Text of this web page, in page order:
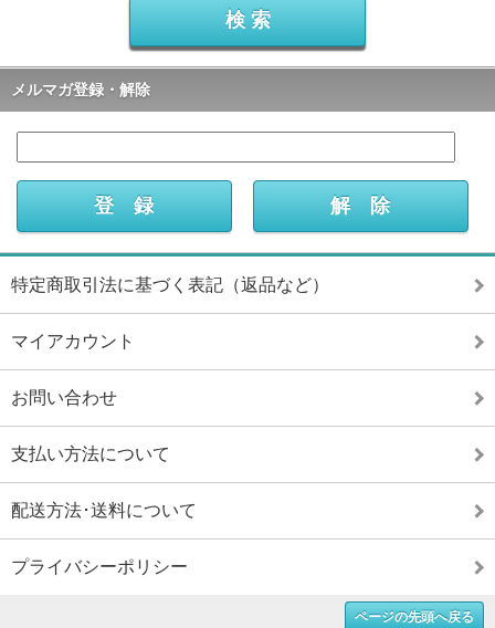
メルマガ登録・解除
特定商取引法に基づく表記（返品など）
マイアカウント
お問い合わせ
支払い方法について
配送方法･送料について
プライバシーポリシー
ページの先頭へ戻る